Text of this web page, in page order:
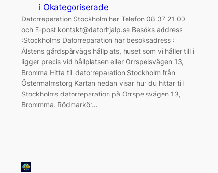
i Okategoriserade
Datorreparation Stockholm har Telefon 08 37 21 00
och E-post kontakt@datorhjalp.se Besöks address
:Stockholms Datorreparation har besöksadress :
Ålstens gårdspårvägs hållplats, huset som vi håller till i
ligger precis vid hållplatsen eller Orrspelsvägen 13,
Bromma Hitta till datorreparation Stockholm från
Östermalmstorg Kartan nedan visar hur du hittar till
Stockholms datorreparation på Orrspelsvägen 13,
Brommma. Rödmarkör…